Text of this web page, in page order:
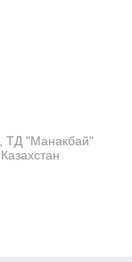
ТД "Манакбай"